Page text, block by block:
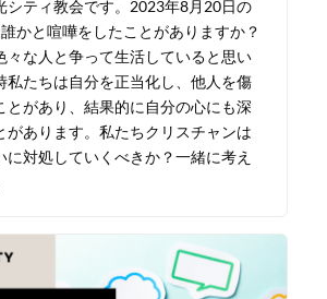
シティ教会です。2023年8月20日の
かと喧嘩をしたことがありますか？
々な人と争って生活していると思い
私たちは自分を正当化し、他人を傷
とがあり、結果的に自分の心にも深
があります。私たちクリスチャンは
に対処していくべきか？一緒に考え